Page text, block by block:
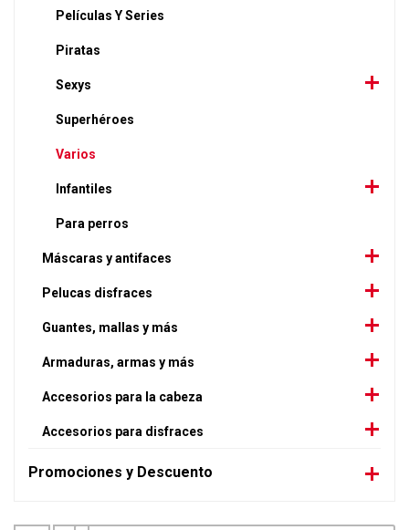
Películas Y Series
Piratas
Sexys
Superhéroes
Varios
Infantiles
Para perros
Máscaras y antifaces
Pelucas disfraces
Guantes, mallas y más
Armaduras, armas y más
Accesorios para la cabeza
Accesorios para disfraces
Promociones y Descuento